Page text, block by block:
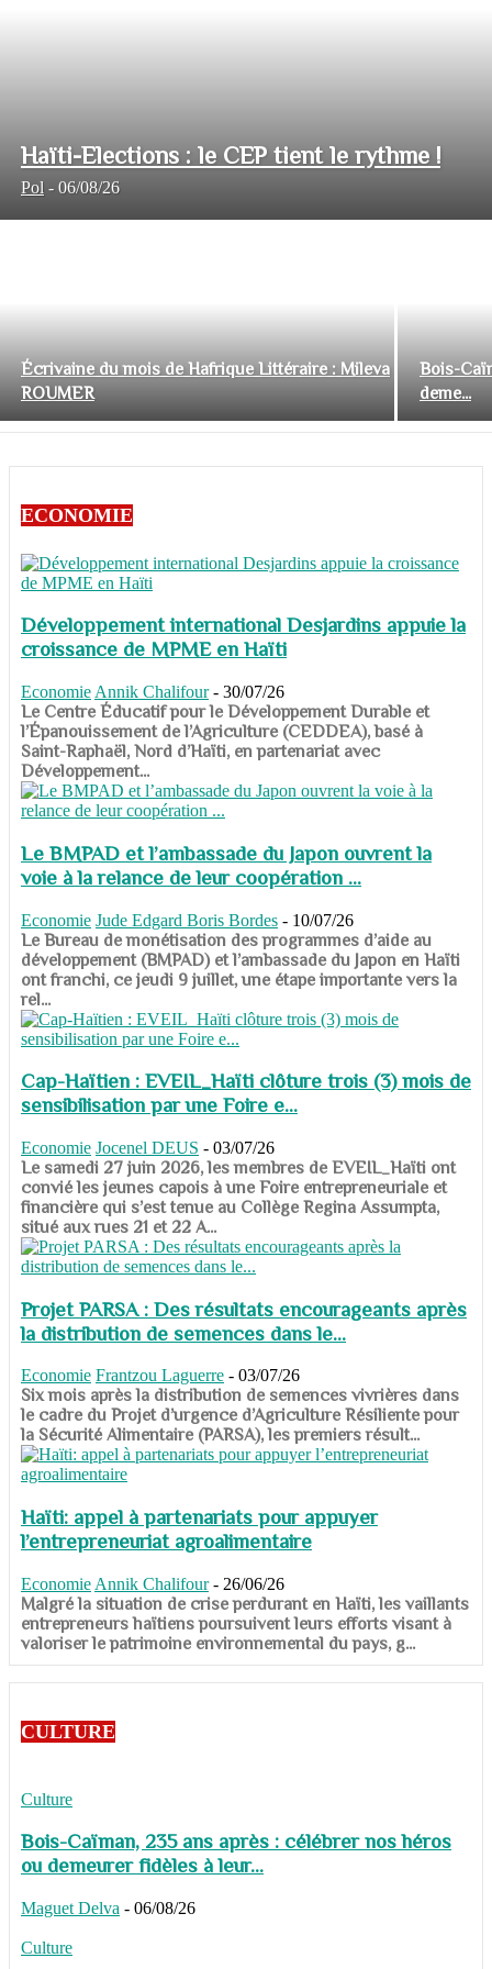
Haïti-Elections : le CEP tient le rythme !
Pol - 06/08/26
Écrivaine du mois de Hafrique Littéraire : Mileva
ROUMER
Bois-
deme...
ECONOMIE
Développement international Desjardins appuie la
croissance de MPME en Haïti
Economie Annik Chalifour - 30/07/26
​​​​​​​Le Centre Éducatif pour le Développement Durable et
l’Épanouissement de l’Agriculture (CEDDEA), basé à
Saint-Raphaël, Nord d’Haïti, en partenariat avec
Développement...
Le BMPAD et l’ambassade du Japon ouvrent la
voie à la relance de leur coopération ...
Economie Jude Edgard Boris Bordes - 10/07/26
​​​​​​​Le Bureau de monétisation des programmes d’aide au
développement (BMPAD) et l’ambassade du Japon en Haïti
ont franchi, ce jeudi 9 juillet, une étape importante vers la
rel...
Cap-Haïtien : EVEIL_Haïti clôture trois (3) mois de
sensibilisation par une Foire e...
Economie Jocenel DEUS - 03/07/26
Le samedi 27 juin 2026, les membres de EVEIL_Haïti ont
convié les jeunes capois à une Foire entrepreneuriale et
financière qui s’est tenue au Collège Regina Assumpta,
situé aux rues 21 et 22 A...
Projet PARSA : Des résultats encourageants après
la distribution de semences dans le...
Economie Frantzou Laguerre - 03/07/26
​​​​​​​Six mois après la distribution de semences vivrières dans
le cadre du Projet d’urgence d’Agriculture Résiliente pour
la Sécurité Alimentaire (PARSA), les premiers résult...
Haïti: appel à partenariats pour appuyer
l’entrepreneuriat agroalimentaire
Economie Annik Chalifour - 26/06/26
​​​​​​​Malgré la situation de crise perdurant en Haïti, les vaillants
entrepreneurs haïtiens poursuivent leurs efforts visant à
valoriser le patrimoine environnemental du pays, g...
CULTURE
Culture
Bois-Caïman, 235 ans après : célébrer nos héros
ou demeurer fidèles à leur...
Maguet Delva - 06/08/26
Culture